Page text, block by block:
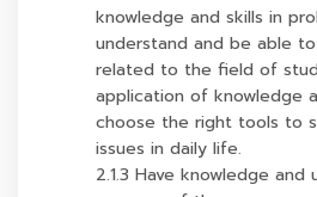
knowledge and skills in
understand and be able
related to the field of
application of knowledge
choose the right tools to
issues in daily life.
2.1.3 Have knowledge